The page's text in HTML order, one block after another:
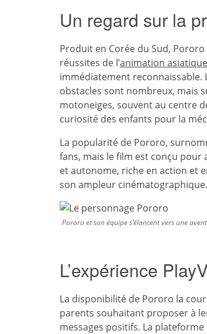
Un regard sur la
Produit en Corée du Sud,
réussites de l’animation asiatique
immédiatement reconnaissable.
obstacles sont nombreux, mais
motoneiges, souvent au centre
curiosité des enfants pour la
La popularité de Pororo,
fans, mais le film est conçu
et autonome, riche en action et
son ampleur cinématographique.
Pororo et son équipe s’élancent vers une
L’expérience
La disponibilité de Pororo la
parents souhaitant proposer à
messages positifs. La